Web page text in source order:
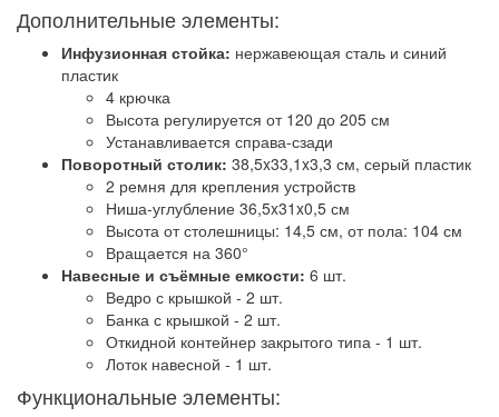
Дополнительные элементы:
Инфузионная стойка: нержавеющая сталь и синий
пластик
4 крючка
Высота регулируется от 120 до 205 см
Устанавливается справа-сзади
Поворотный столик: 38,5x33,1x3,3 см, серый пластик
2 ремня для крепления устройств
Ниша-углубление 36,5x31x0,5 см
Высота от столешницы: 14,5 см, от пола: 104 см
Вращается на 360°
Навесные и съёмные емкости: 6 шт.
Ведро с крышкой - 2 шт.
Банка с крышкой - 2 шт.
Откидной контейнер закрытого типа - 1 шт.
Лоток навесной - 1 шт.
Функциональные элементы: